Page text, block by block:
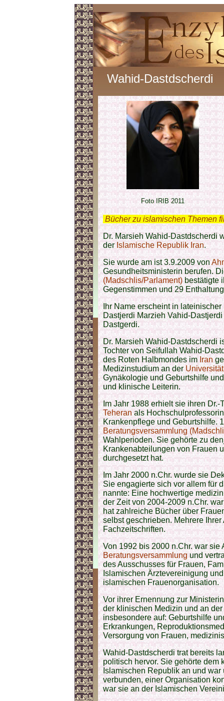
Wahid-Dastdscherdi
Foto IRIB 2011
Bücher zu islamischen Themen
Dr. Marsieh Wahid-Dastdscherdi
der Islamische Republik Iran.
Sie wurde am ist 3.9.2009 von
Gesundheitsministerin berufen.
(Madschlis/Parlament)bestätigte
Gegenstimmen und 29
Ihr Name erscheint in
Dastjerdi Marzieh Vahid-
Dastgerdi.
Dr. Marsieh Wahid-Dastdscherdi
Tochter von Seifullah Wahid-
des Roten Halbmondes imIran
Medizinstudium an der
Gynäkologie und Geburtshilfe
und klinische Leiterin.
Im Jahr 1988 erhielt sie ihren
Teheranals
Krankenpflege und Geburtshilfe.
Beratungsversammlung
Wahlperioden. Sie gehörte zu
Krankenabteilungen von Frauen
durchgesetzt hat.
Im Jahr 2000 n.Chr. wurde sie
Sie engagierte sich vor allem für
nannte: Eine hochwertige
der Zeit von 2004-2009 n.Chr.
hat zahlreiche Bücher über
selbst geschrieben. Mehrere
Fachzeitschriften.
Von 1992 bis 2000 n.Chr. war
Beratungsversammlungund
des Ausschusses für Frauen,
Islamischen Ärztevereinigung
islamischen Frauenorganisation.
Vor ihrer Ernennung zur
der klinischen Medizin und an
insbesondere auf: Geburtshilfe
Erkrankungen,
Versorgung von Frauen,
Wahid-Dastdscherdi trat bereits
politisch hervor. Sie gehörte dem
Islamischen Republik an und
verbunden, einer Organisation
war sie an der Islamischen